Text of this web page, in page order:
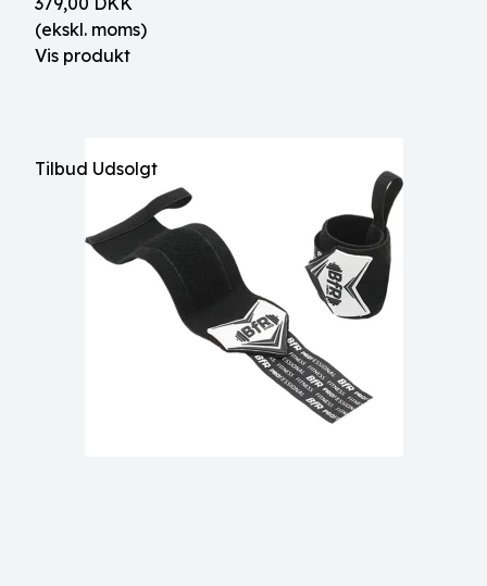
(ekskl. moms)
Vis produkt
Tilbud Udsolgt